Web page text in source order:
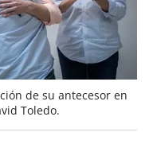
de su antecesor en
Toledo.